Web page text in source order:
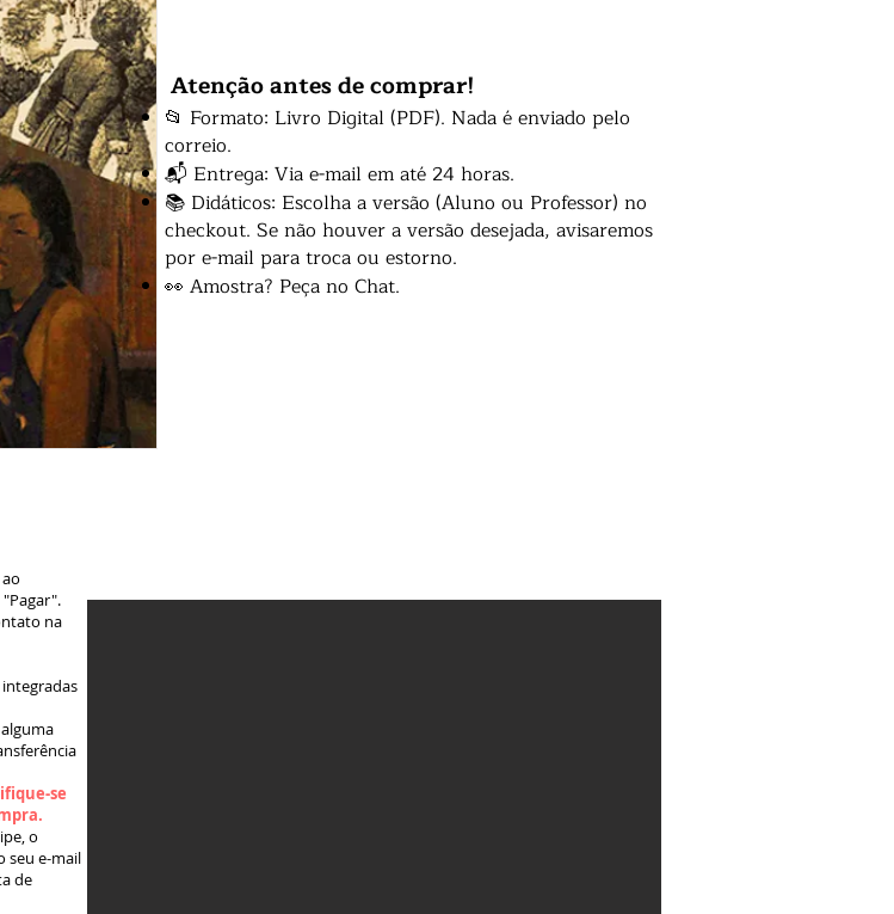
Atenção antes de comprar!
📂 Formato: Livro Digital (PDF). Nada é enviado pelo
correio.
📬 Entrega: Via e-mail em até 24 horas.
📚 Didáticos: Escolha a versão (Aluno ou Professor) no
checkout. Se não houver a versão desejada, avisaremos
por e-mail para troca ou estorno.
👀 Amostra? Peça no Chat.
na
se
o
seu e-mail
de